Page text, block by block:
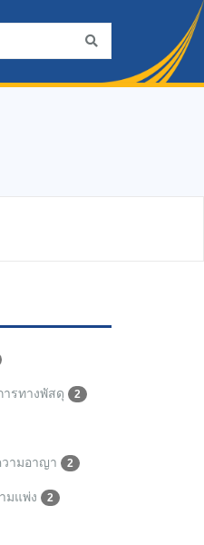
ารทางพัสดุ 2
ามอาญา 2
มแพ่ง 2